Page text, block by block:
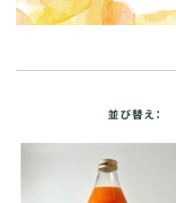
並び替え：